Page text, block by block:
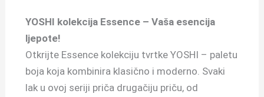
YOSHI kolekcija Essence – Vaša esencija
ljepote!
Otkrijte Essence kolekciju tvrtke YOSHI – paletu
boja koja kombinira klasično i moderno. Svaki
lak u ovoj seriji priča drugačiju priču, od